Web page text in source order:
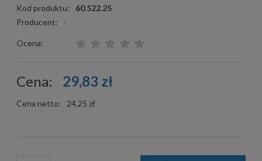
Kod produktu:
60.522.25
Producent:
-
Ocena:
Cena: 29,83 zł
Cena netto: 24,25 zł